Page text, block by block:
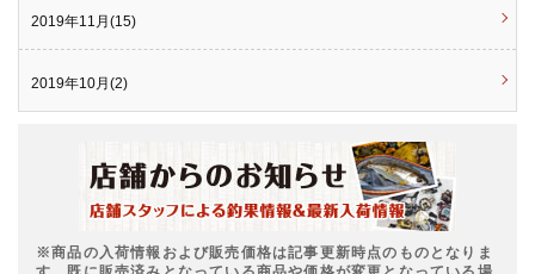
2019年11月(15)
2019年10月(2)
※商品の入荷情報および販売価格は記事更新時点のものとなりま